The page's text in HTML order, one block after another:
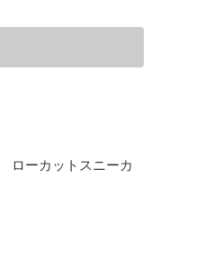
ローカットスニーカ